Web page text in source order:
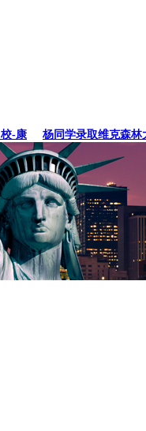
杨同学录取维克森林大学